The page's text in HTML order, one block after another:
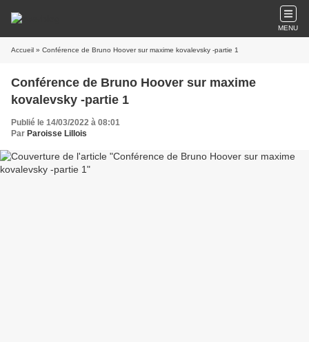
MENU
Accueil » Conférence de Bruno Hoover sur maxime kovalevsky -partie 1
Conférence de Bruno Hoover sur maxime
kovalevsky -partie 1
Publié le 14/03/2022 à 08:01
Par Paroisse Lillois